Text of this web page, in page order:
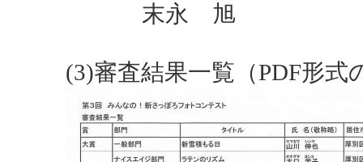
末永 旭
(3)審査結果一覧（PDF形式